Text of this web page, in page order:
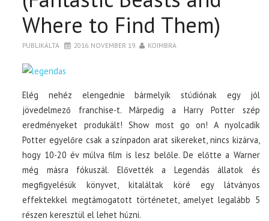
Where to Find Them)
PUBLIKÁLTA 2016. NOVEMBER 19. KOIMBRA
Elég nehéz elengednie bármelyik stúdiónak egy jól
jövedelmező franchise-t. Márpedig a Harry Potter szép
eredményeket produkált! Show most go on! A nyolcadik
Potter egyelőre csak a színpadon arat sikereket, nincs kizárva,
hogy 10-20 év múlva film is lesz belőle. De előtte a Warner
még másra fókuszál. Elővették a Legendás állatok és
megfigyelésük könyvet, kitaláltak köré egy látványos
effektekkel megtámogatott történetet, amelyet legalább 5
részen keresztül el lehet húzni.